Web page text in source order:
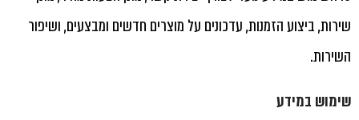
שירות, ביצוע הזמנות, עדכונים על מוצרים חדשים ומבצעים, ושיפור
השירות.
שימוש במידע